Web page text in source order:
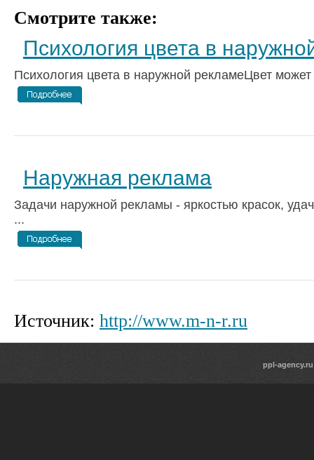
Смотрите также:
Психология цвета в
Психология цвета в наружной рекламеЦвет может
Наружная реклама
Задачи наружной рекламы - яркостью красок,
...
Источник: http://www.m-n-r.ru
ppl-